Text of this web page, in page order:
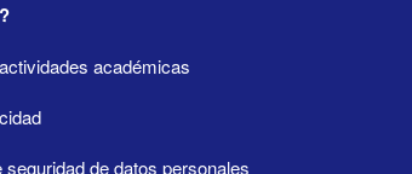
académicas
seguridad de datos personales